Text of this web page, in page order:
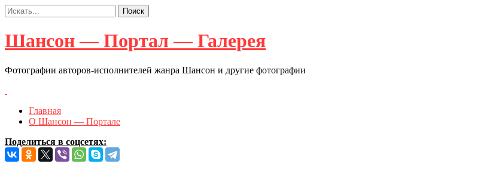
Шансон — Портал — Галерея
Фотографии авторов-исполнителей жанра Шансон и другие фотографии
Главная
О Шансон — Портале
Поделиться в соцсетях: